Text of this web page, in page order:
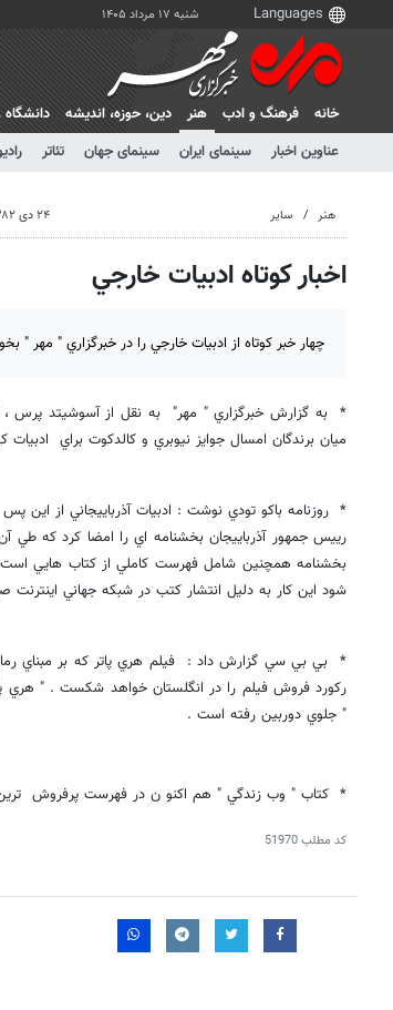
شنبه ۱۷ مرداد ۱۴۰۵
خانه فرهنگ و ادب
هنر
عناوین اخبار
سینمای ایران سینمای جهان تئاتر
دين، حوزه، انديشه دانشگاه
هنر سایر ۲۴ دی ۱۳۸۲، ۱۱:۰۴
اخبار كوتاه ادبيات خارجي
چهار خبر كوتاه از ادبيات خارجي را در خبرگزاري " مهر "
* به گزارش خبرگزاري " مهر" به نقل از آسوشيتد پرس
ميان برندگان امسال جوايز نيوبري و كالدكوت براي ادبيات
* روزنامه باكو تودي نوشت : ادبيات آذرباييجاني از
رييس جمهور آذرباييجان بخشنامه اي را امضا كرد كه طي
بخشنامه همچنين شامل فهرست كاملي از كتاب هايي
شود اين كار به دليل انتشار كتب در شبكه جهاني
* بي بي سي گزارش داد : فيلم هري پاتر كه بر مبناي
ركورد فروش فيلم را در انگلستان خواهد شكست . " هري
" جلوي دوربين رفته است .
* كتاب " وب زندگي " هم اكنو ن در فهرست پرفروش ترين
کد مطلب51970